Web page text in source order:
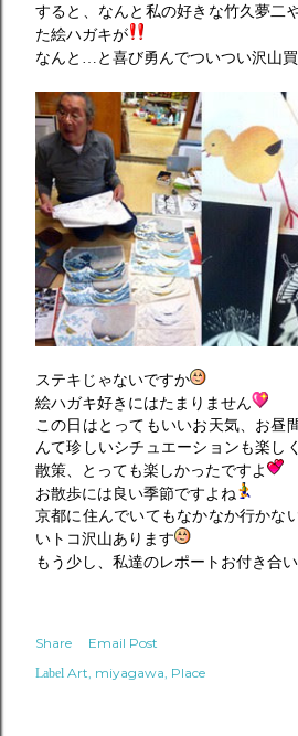
すると、なんと私の好きな竹久夢二
た絵ハガキが
なんと…と喜び勇んでついつい沢山
ステキじゃないですか
絵ハガキ好きにはたまりません
この日はとってもいいお天気、お昼
んて珍しいシチュエーションも楽し
散策、とっても楽しかったですよ
お散歩には良い季節ですよね
京都に住んでいてもなかなか行かな
いトコ沢山あります
もう少し、私達のレポートお付き合
Share Email Post
Label Art miyagawa Place